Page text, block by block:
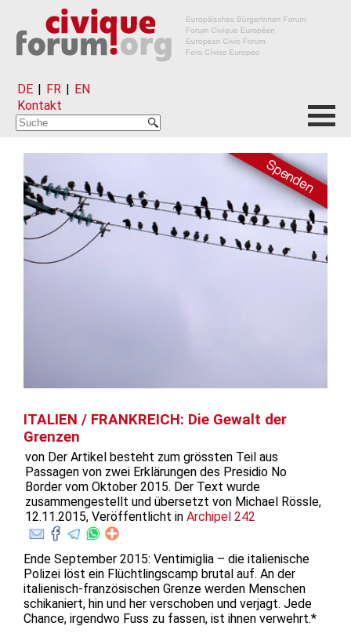
DE | FR | EN
Kontakt
ITALIEN / FRANKREICH: Die Gewalt der
Grenzen
von Der Artikel besteht zum grössten Teil aus
Passagen von zwei Erklärungen des Presidio No
Border vom Oktober 2015. Der Text wurde
zusammengestellt und übersetzt von Michael Rössle,
12.11.2015, Veröffentlicht in Archipel 242
Ende September 2015: Ventimiglia – die italienische
Polizei löst ein Flüchtlingscamp brutal auf. An der
italienisch-französischen Grenze werden Menschen
schikaniert, hin und her verschoben und verjagt. Jede
Chance, irgendwo Fuss zu fassen, ist ihnen verwehrt.*